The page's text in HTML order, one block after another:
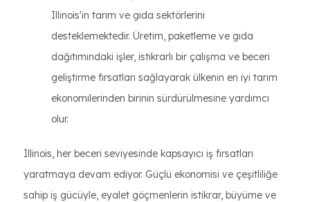
Illinois'in tarım ve gıda sektörlerini
desteklemektedir. Üretim, paketleme ve gıda
dağıtımındaki işler, istikrarlı bir çalışma ve beceri
geliştirme fırsatları sağlayarak ülkenin en iyi tarım
ekonomilerinden birinin sürdürülmesine yardımcı
olur.
Illinois, her beceri seviyesinde kapsayıcı iş fırsatları
yaratmaya devam ediyor. Güçlü ekonomisi ve çeşitliliğe
sahip iş gücüyle, eyalet göçmenlerin istikrar, büyüme ve